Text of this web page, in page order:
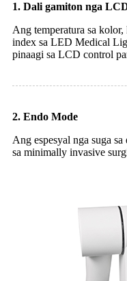
1. Dali gamiton nga
Ang temperatura sa
index sa LED Medical
pinaagi sa LCD control
2. Endo Mode
Ang espesyal nga suga
sa minimally invasive